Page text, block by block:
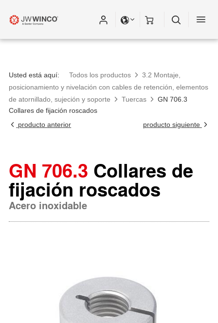
Usted está aquí: Todos los productos
3.2 Montaje,
posicionamiento y nivelación con cables de retención, elementos
de atornillado, sujeción y soporte
Tuercas
GN 706.3
Collares de fijación roscados
producto anterior
producto siguiente
GN 706.3 Collares de
fijación roscados
Acero inoxidable